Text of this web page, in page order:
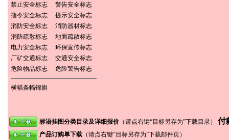
禁止安全标志
警告安全标志
指令安全标志
提示安全标志
消防安全标志
消防器材标志
消防疏散标志
地面疏散标志
电力安全标志
环保宣传标志
厂矿交通标志
交通安全标志
危险物品标志
危险警告标志
横幅条幅锦旗
标语挂图分类目录及详细报价（请点右键“目标另存为”下载目录） 付
产品订购单下载 （请点右键“目标另存为”下载邮件页）